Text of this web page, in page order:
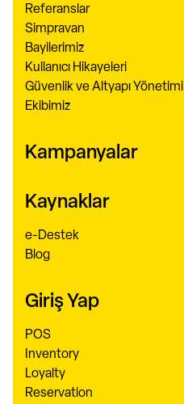
Referanslar
Simpravan
Bayilerimiz
Kullanıcı Hikayeleri
Güvenlik ve Altyapı Yönetimi
Ekibimiz
Kampanyalar
Kaynaklar
e-Destek
Blog
Giriş Yap
POS
Inventory
Loyalty
Reservation